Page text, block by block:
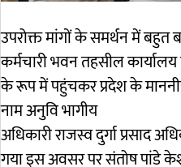
उपरोक्त मांगों के समर्थन में बहुत
कर्मचारी भवन तहसील
के रूप में पहुंचकर प्रदेश के
नाम अनुवि भागीय
अधिकारी राजस्व दुर्गा प्रसाद
गया इस अवसर पर संतोष पांडे